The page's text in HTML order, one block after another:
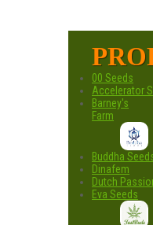
00 Seeds
Accelerator
Barney's
Farm
Buddha
Dinafem
Dutch
Eva Seeds